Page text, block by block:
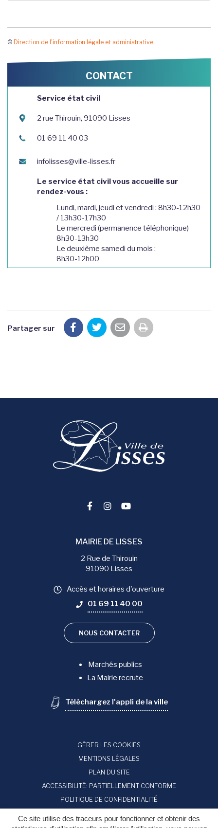
Ce site utilise des traceurs pour fonctionner et obtenir des
© Direction de l'information légale et administrative
CONTACT
Service état civil
2 rue Thirouin, 91090 Lisses
01 69 11 40 03
infolisses@ville-lisses.fr
Le service état civil vous accueille sur
rendez-vous :
Lundi, mardi, jeudi et vendredi : 8h30-12h30
/ 13h30-17h30
Le mercredi (permanence téléphonique)
8h30-13h30
Le deuxième samedi du mois :
8h30-12h00
Partager sur Imprimer la
Lien vers le compte Facebook
Lien vers le compte
Lien vers la chaîne
MAIRIE DE LISSES
2 Rue de Thirouin
91090 Lisses
Accès et horaires d'ouverture
01 69 11 40 00
NOUS CONTACTER
Marchés publics
La Mairie recrute
Téléchargez l'appli de la ville
GÉRER LES COOKIES
MENTIONS LÉGALES
PLAN DU SITE
ACCESSIBILITÉ: PARTIELLEMENT CONFORME
POLITIQUE DE CONFIDENTIALITÉ